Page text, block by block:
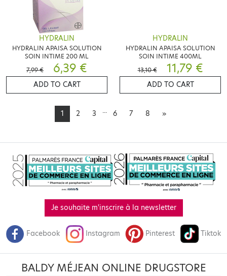
HYDRALIN
HYDRALIN APAISA SOLUTION
SOIN INTIME 200 ML
7,99 €
6,39 €
ADD TO CART
HYDRALIN
HYDRALIN APAISA SOLUTION
SOIN INTIME 400ML
13,10 €
11,79 €
ADD TO CART
1 2 3 ... 6 7 8 »
Je souhaite m'inscrire à la newsletter
Facebook Instagram Pinterest Tiktok
BALDY MÉJEAN ONLINE DRUGSTORE